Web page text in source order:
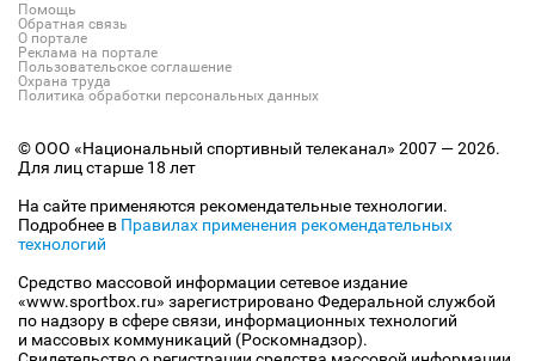
Помощь
Обратная связь
О портале
Реклама на портале
Пользовательское соглашение
Охрана труда
Политика обработки персональных данных
© ООО «Национальный спортивный телеканал» 2007 — 2026.
Для лиц старше 18 лет
На сайте применяются рекомендательные технологии.
Подробнее в Правилах применения рекомендательных
технологий
Средство массовой информации сетевое издание
«www.sportbox.ru» зарегистрировано Федеральной службой
по надзору в сфере связи, информационных технологий
и массовых коммуникаций (Роскомнадзор).